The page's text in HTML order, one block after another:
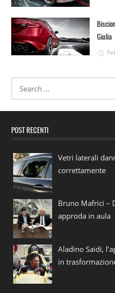
Giulia
POST RECENTI
Vetri laterali
correttamente
Bruno Mafrici –
approda in aula
Aladino Saidi,
in